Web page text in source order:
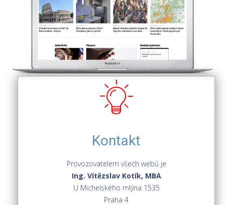
Kontakt
Provozovatelem všech webů je
Ing. Vítězslav Kotík, MBA
U Michelského mlýna 1535
Praha 4